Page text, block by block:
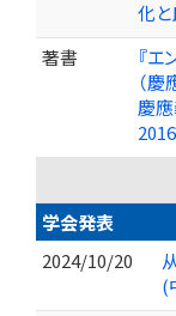
化
著書
『
（
慶
学会発表
2024/10/20
(